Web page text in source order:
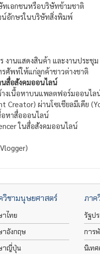
กชนหรือบริษัทข้ามชาติ
ษรในบริษัทสิ่งพิมพ์
แสดงสินค้า และงานประชุม
ให้แก่ลูกค้าชาวต่างชาติ
นสื่อสังคมออนไลน์
อหาบนแพลตฟอร์มออนไล
ผ่านโซเชียลมีเดีย
สื่อออนไลน์
ในสื่อสังคมออนไลน์
วิชามนุษยศาสตร์
ไทย
อังกฤษ
าญี่ปุ่น
ภาค
รัฐป
การ
นิเท